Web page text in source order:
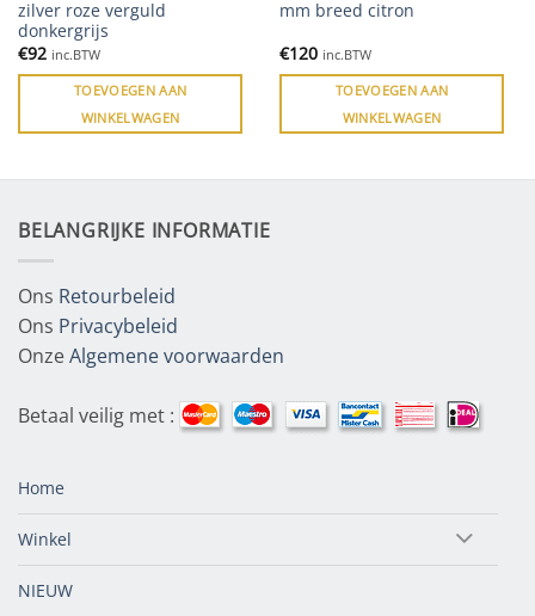
zilver roze verguld
donkergrijs
€92 inc.BTW
TOEVOEGEN AAN
WINKELWAGEN
mm breed citron
€120 inc.BTW
TOEVOEGEN AAN
WINKELWAGEN
BELANGRIJKE INFORMATIE
Ons Retourbeleid
Ons Privacybeleid
OnzeAlgemene voorwaarden
Betaal veilig met :
Home
Winkel
NIEUW